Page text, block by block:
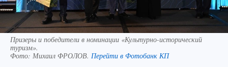
Призеры и победители в номинации «Культурно-исторический
туризм».
Фото: Михаил ФРОЛОВ. Перейти в Фотобанк КП